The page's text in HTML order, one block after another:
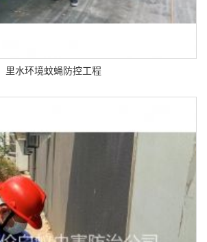
里水环境蚊蝇防控工程